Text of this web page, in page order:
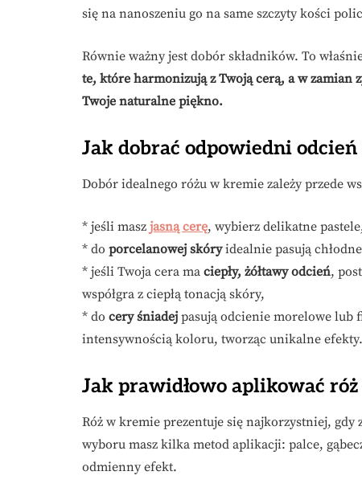
się na nanoszeniu go na same szczyty kości
Równie ważny jest dobór składników. To
te, które harmonizują z Twoją cerą, a w
Twoje naturalne piękno.
Jak dobrać odpowiedni
Dobór idealnego różu w kremie zależy przede
* jeśli masz jasną cerę, wybierz delikatne
* do porcelanowej skóryidealnie pasują
* jeśli Twoja cera ma ciepły, żółtawy odcień,
współgra z ciepłą tonacją skóry,
* do cery śniadej pasują odcienie morelowe lub
intensywnością koloru, tworząc unikalne efekty.
Jak prawidłowo aplikować
Róż w kremie prezentuje się najkorzystniej,
wyboru masz kilka metod aplikacji: palce,
odmienny efekt.